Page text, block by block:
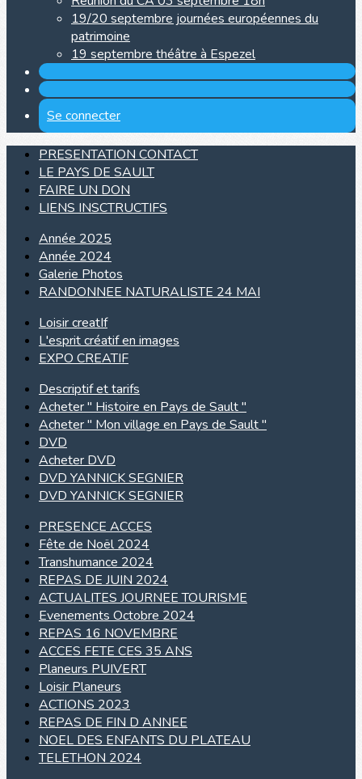
19/20 septembre journées européennes du
patrimoine
19 septembre théâtre à Espezel
Se connecter
PRESENTATION CONTACT
LE PAYS DE SAULT
FAIRE UN DON
LIENS INSCTRUCTIFS
Année 2025
Année 2024
Galerie Photos
RANDONNEE NATURALISTE 24 MAI
Loisir creatIf
L'esprit créatif en images
EXPO CREATIF
Descriptif et tarifs
Acheter " Histoire en Pays de Sault "
Acheter " Mon village en Pays de Sault "
DVD
Acheter DVD
DVD YANNICK SEGNIER
DVD YANNICK SEGNIER
PRESENCE ACCES
Fête de Noël 2024
Transhumance 2024
REPAS DE JUIN 2024
ACTUALITES JOURNEE TOURISME
Evenements Octobre 2024
REPAS 16 NOVEMBRE
ACCES FETE CES 35 ANS
Planeurs PUIVERT
Loisir Planeurs
ACTIONS 2023
REPAS DE FIN D ANNEE
NOEL DES ENFANTS DU PLATEAU
TELETHON 2024